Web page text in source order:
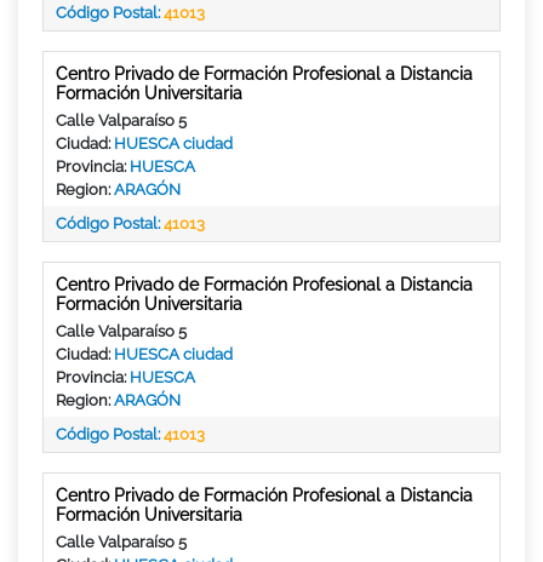
Código Postal:41013
Centro Privado de Formación Profesional a Distancia
Formación Universitaria
Calle Valparaíso 5
Ciudad: HUESCA ciudad
Provincia: HUESCA
Region:ARAGÓN
Código Postal:41013
Centro Privado de Formación Profesional a Distancia
Formación Universitaria
Calle Valparaíso 5
Ciudad: HUESCA ciudad
Provincia: HUESCA
Region:ARAGÓN
Código Postal:41013
Centro Privado de Formación Profesional a Distancia
Formación Universitaria
Calle Valparaíso 5